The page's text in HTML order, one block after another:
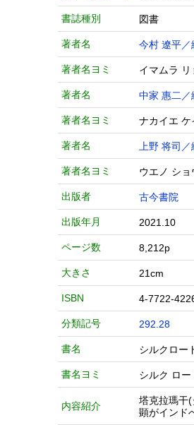
書誌種別 図書
著者名 今村 遼平／
著者名ヨミ イマムラ リ
著者名 中家 惠二／
著者名ヨミ ナカイエ ケ
著者名 上野 将司
著者名ヨミ ウエノ ショ
出版者 古今書院
出版年月 2021.10
ページ数 8,212p
大きさ 21cm
ISBN 4-7722-
分類記号 292.28
書名 シルクロ
書名ヨミ シルク ロ
内容紹介
塔克拉瑪干
顕がインド